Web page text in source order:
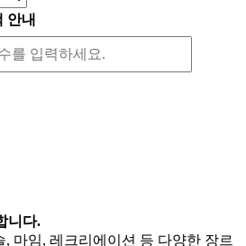
안내
니다.
마임, 레크리에이션 등 다양한 장르